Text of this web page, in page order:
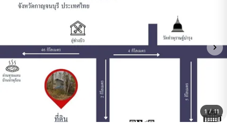
1 / 11